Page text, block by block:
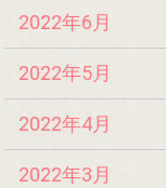
2022年6月
2022年5月
2022年4月
2022年3月